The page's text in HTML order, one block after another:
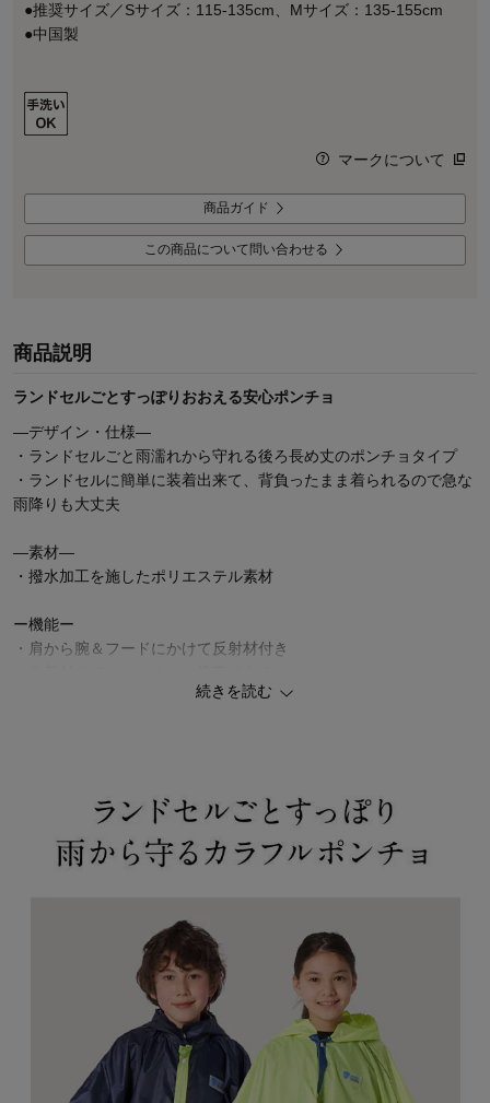
●推奨サイズ／Sサイズ：115-135cm、Mサイズ：135-155cm
●中国製
マークについて
商品ガイド
この商品について問い合わせる
商品説明
ランドセルごとすっぽりおおえる安心ポンチョ
―デザイン・仕様―
・ランドセルごと雨濡れから守れる後ろ長め丈のポンチョタイプ
・ランドセルに簡単に装着出来て、背負ったまま着られるので急な
雨降りも大丈夫
―素材―
・撥水加工を施したポリエステル素材
ー機能ー
・肩から腕＆フードにかけて反射材付き
・園や学校のフックに掛けられるループ付き
続きを読む